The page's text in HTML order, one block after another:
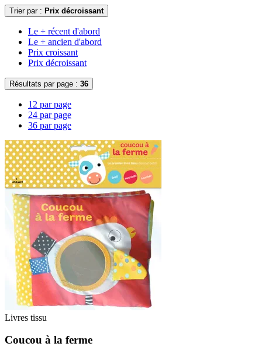
Trier par : Prix décroissant
Le + récent d'abord
Le + ancien d'abord
Prix croissant
Prix décroissant
Résultats par page : 36
12 par page
24 par page
36 par page
Livres tissu
Coucou à la ferme